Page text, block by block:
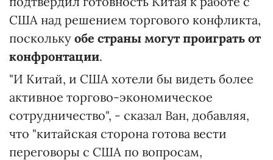
США над решением торгового конфликта,
поскольку обе страны могут проиграть от
конфронтации.
"И Китай, и США хотели бы видеть более
активное торгово-экономическое
сотрудничество", - сказал Ван, добавляя,
что "китайская сторона готова вести
переговоры с США по вопросам,